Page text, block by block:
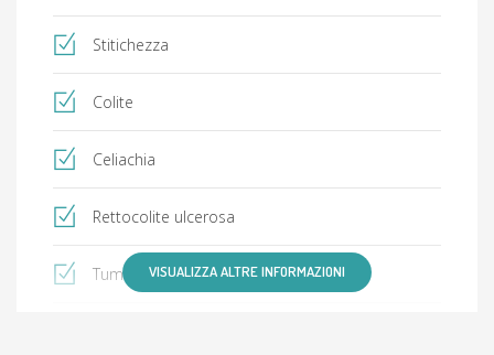
Stitichezza
Colite
Celiachia
Rettocolite ulcerosa
Tumore dello stomaco
VISUALIZZA ALTRE INFORMAZIONI